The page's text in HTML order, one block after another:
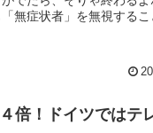
無症状者」を無視するこ
倍！ドイツではテ